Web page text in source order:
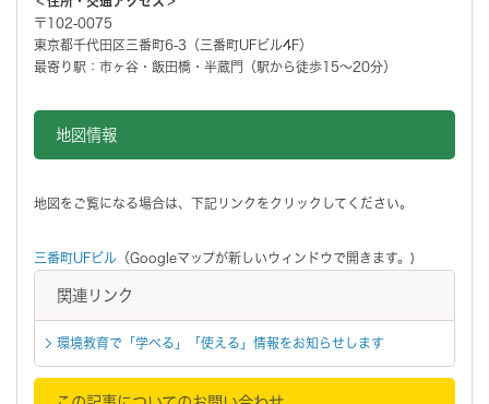
〒102-0075
東京都千代田区三番町6-3（三番町UFビル4F）
最寄り駅：市ヶ谷・飯田橋・半蔵門（駅から徒歩15～20分）
地図情報
地図をご覧になる場合は、下記リンクをクリックしてください。
三番町UFビル （Googleマップが新しいウィンドウで開きます。)
関連リンク
環境教育で「学べる」「使える」情報をお知らせします